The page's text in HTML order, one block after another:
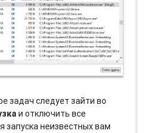
задач следует зайти во
и отключить все
запуска неизвестных вам